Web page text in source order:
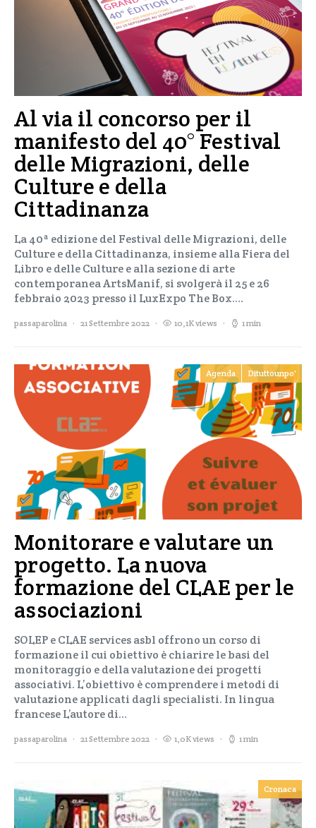
Al via il concorso per il
manifesto del 40° Festival
delle Migrazioni, delle
Culture e della
Cittadinanza
La 40ª edizione del Festival delle Migrazioni, delle
Culture e della Cittadinanza, insieme alla Fiera del
Libro e delle Culture e alla sezione di arte
contemporanea ArtsManif, si svolgerà il 25 e 26
febbraio 2023 presso il LuxExpo The Box.…
passaparolina 21 Settembre 2022 10,1K views 1 min
Agenda Dituttounpo'
Monitorare e valutare un
progetto. La nuova
formazione del CLAE per le
associazioni
SOLEP e CLAE services asbl offrono un corso di
formazione il cui obiettivo è chiarire le basi del
monitoraggio e della valutazione dei progetti
associativi. L’obiettivo è comprendere i metodi di
valutazione applicati dagli specialisti. In lingua
francese L’autore di…
passaparolina 21 Settembre 2022 1,0K views 1 min
Cronaca